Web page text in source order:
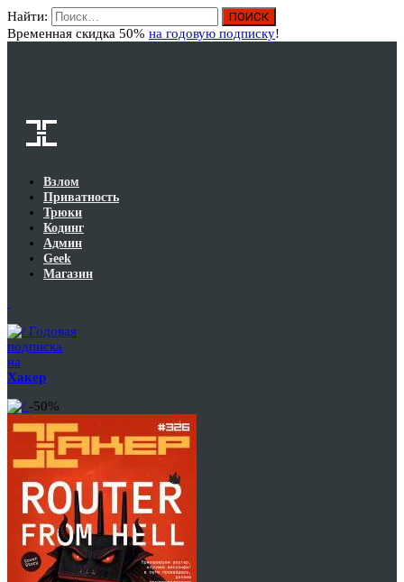
Найти:
Временная скидка 50% на годовую подписку!
Взлом
Приватность
Трюки
Кодинг
Админ
Geek
Магазин
Годовая
подписка
на
Хакер
-50%